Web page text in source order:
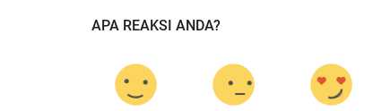
APA REAKSI ANDA?